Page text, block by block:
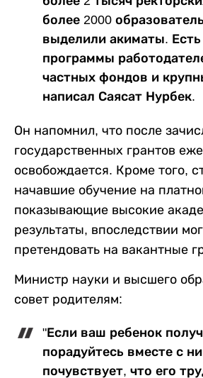
более 2000
выделили акиматы.
программы
частных фондов и
написал Саясат Нурбек.
Он напомнил, что после
государственных грантов
освобождается. Кроме того,
начавшие обучение на
показывающие высокие
результаты, впоследствии
претендовать на вакантные
Министр науки и высшего
совет родителям:
"Если ваш ребенок
порадуйтесь вместе с
почувствует, что его